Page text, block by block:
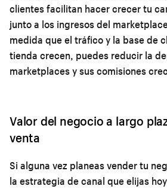
clientes facilitan hacer crecer tu
junto a los ingresos del
medida que el tráfico y la base de
tienda crecen, puedes reducir la
marketplaces y sus comisiones
Valor del negocio a largo
venta
Si alguna vez planeas vender tu
la estrategia de canal que elijas